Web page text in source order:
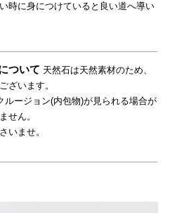
時に身につけていると良い道へ導い
ついて 天然石は天然素材のため、
ざいます。
ルージョン(内包物)が見られる場合が
せん。
いませ。